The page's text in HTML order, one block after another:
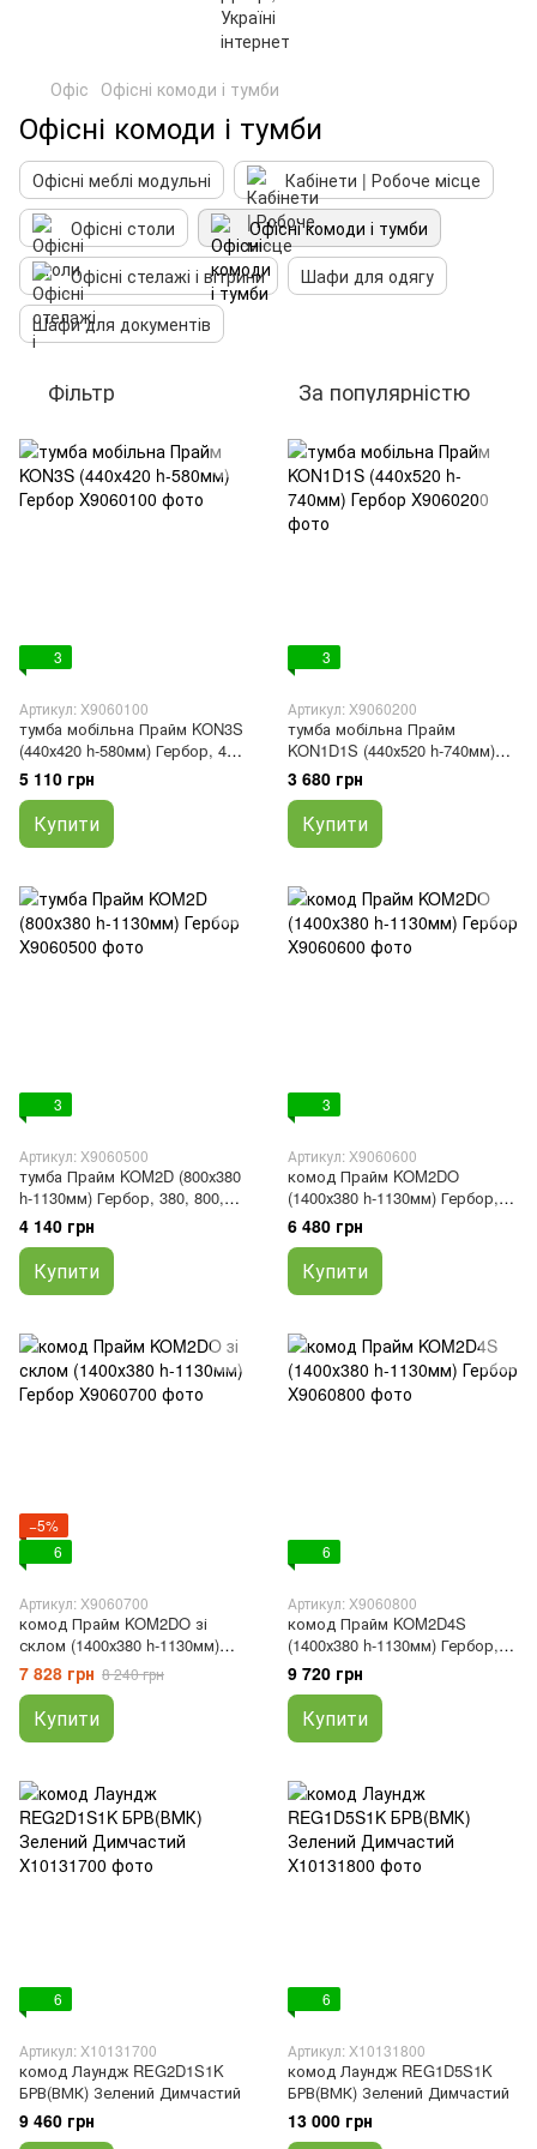
Офіс Офісні комоди і тумби
Офісні комоди і тумби
Офісні меблі модульні
Кабінети | Робоче місце
Офісні столи
Офісні комоди і тумби
Офісні стелажі і вітрини
Шафи для одягу
Шафи для документів
Фільтр За популярністю
3
Артикул: X9060100
тумба мобільна Прайм KON3S
(440х420 h-580мм) Гербор, 420,
440, 420
5 110 грн
Купити
3
Артикул: X9060200
тумба мобільна Прайм
KON1D1S (440х520 h-740мм)
Гербор, 520, 440, 520
3 680 грн
Купити
3
Артикул: X9060500
тумба Прайм KOM2D (800х380
h-1130мм) Гербор, 380, 800,
380
4 140 грн
Купити
3
Артикул: X9060600
комод Прайм KOM2DO
(1400х380 h-1130мм) Гербор,
380, 1400, 380
6 480 грн
Купити
−5%
6
Артикул: X9060700
комод Прайм KOM2DO зі
склом (1400х380 h-1130мм)
Гербор, 380, 1400, 380
7 828 грн 8 240 грн
Купити
6
Артикул: X9060800
комод Прайм KOM2D4S
(1400х380 h-1130мм) Гербор,
380, 1400, 380
9 720 грн
Купити
6
Артикул: X10131700
комод Лаундж REG2D1S1K
БРВ(ВМК) Зелений Димчастий
9 460 грн
6
Артикул: X10131800
комод Лаундж REG1D5S1K
БРВ(ВМК) Зелений Димчастий
13 000 грн